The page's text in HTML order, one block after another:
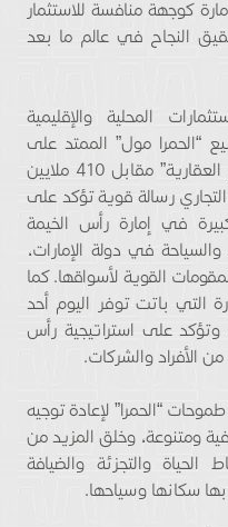
كوجهة منافسة للاستثمار
النجاح في عالم ما بعد
المحلية والإقليمية
“الحمرا مول” الممتد على
مساحة 27 ألف متر مربع إلى “الدار العقارية” مقابل 410 ملايين
رسالة قوية تؤكد على
في إمارة رأس الخيمة
والسياحة في دولة الإمارات،
القوية لأسواقها. كما
التي باتت توفر اليوم أحد
وتؤكد على استراتيجية رأس
الأفراد والشركات.
“الحمرا” لإعادة توجيه
ومتنوعة، وخلق المزيد من
الحياة والتجزئة والضيافة
سكانها وسياحها.